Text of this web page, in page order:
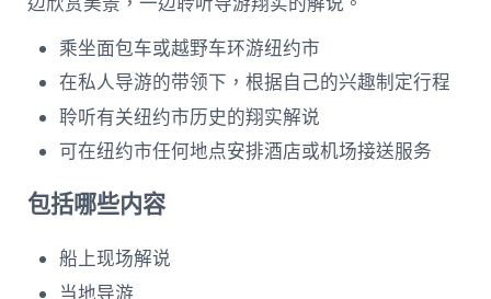
乘坐面包车或越野车环游纽约市
在私人导游的带领下，根据自己的兴趣制定行程
聆听有关纽约市历史的翔实解说
可在纽约市任何地点安排酒店或机场接送服务
包括哪些内容
船上现场解说
当地导游